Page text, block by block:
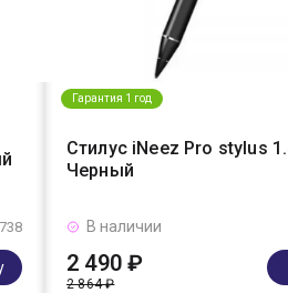
Гарантия 1 год
Стилус iNeez Pro stylus
Черный
В наличии
2 490 ₽
2 864 ₽